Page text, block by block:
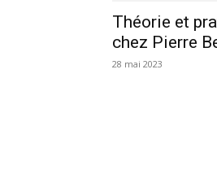
Théorie et
chez Pierre
28 mai 2023